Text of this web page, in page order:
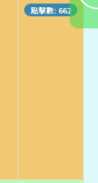
點擊數: 662